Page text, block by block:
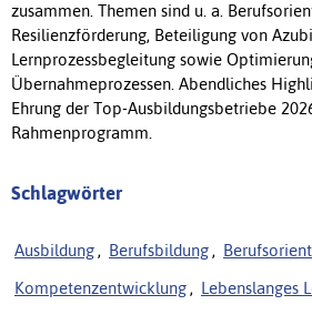
zusammen. Themen sind u. a.
Resilienzförderung, Beteiligung von
Lernprozessbegleitung sowie
Übernahmeprozessen. Abendliches
Ehrung der Top-Ausbildungsbetriebe
Rahmenprogramm.
Schlagwörter
Ausbildung , Berufsbildung ,
Kompetenzentwicklung , Lebenslanges